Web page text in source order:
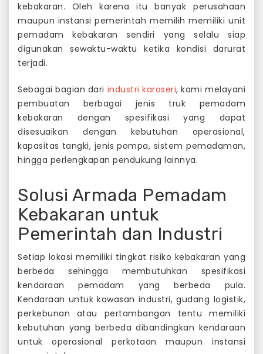
kebakaran. Oleh karena itu banyak perusahaan
maupun instansi pemerintah memilih memiliki unit
pemadam kebakaran sendiri yang selalu siap
digunakan sewaktu-waktu ketika kondisi darurat
terjadi.
Sebagai bagian dari industri karoseri, kami melayani
pembuatan berbagai jenis truk pemadam
kebakaran dengan spesifikasi yang dapat
disesuaikan dengan kebutuhan operasional,
kapasitas tangki, jenis pompa, sistem pemadaman,
hingga perlengkapan pendukung lainnya.
Solusi Armada Pemadam
Kebakaran untuk
Pemerintah dan Industri
Setiap lokasi memiliki tingkat risiko kebakaran yang
berbeda sehingga membutuhkan spesifikasi
kendaraan pemadam yang berbeda pula.
Kendaraan untuk kawasan industri, gudang logistik,
perkebunan atau pertambangan tentu memiliki
kebutuhan yang berbeda dibandingkan kendaraan
untuk operasional perkotaan maupun instansi